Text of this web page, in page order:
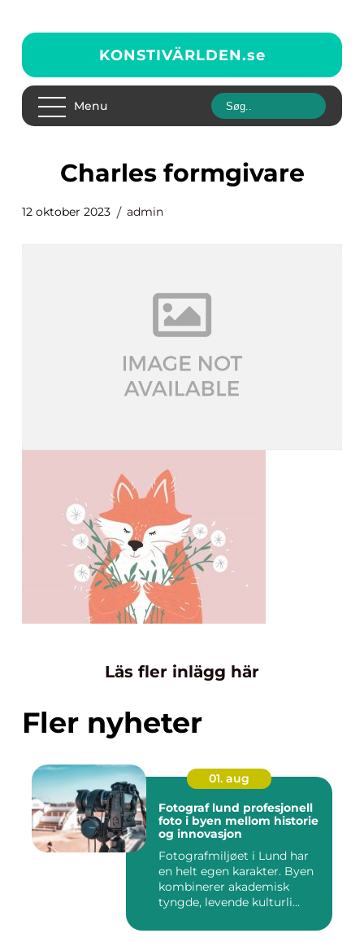
KONSTIVÄRLDEN.se
Menu
charles formgivare
12 oktober 2023 admin
Läs fler inlägg här
Fler nyheter
01. aug
Fotograf lund profesjonell
foto i byen mellom historie
og innovasjon
Fotografmiljøet i Lund har
en helt egen karakter. Byen
kombinerer akademisk
tyngde, levende kulturli...